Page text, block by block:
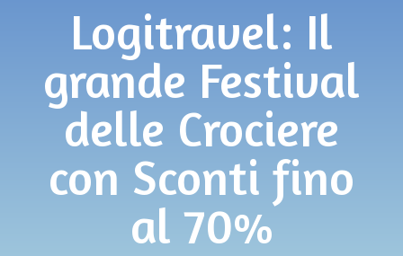
Logitravel: Il
grande Festival
delle Crociere
con Sconti fino
al 70%